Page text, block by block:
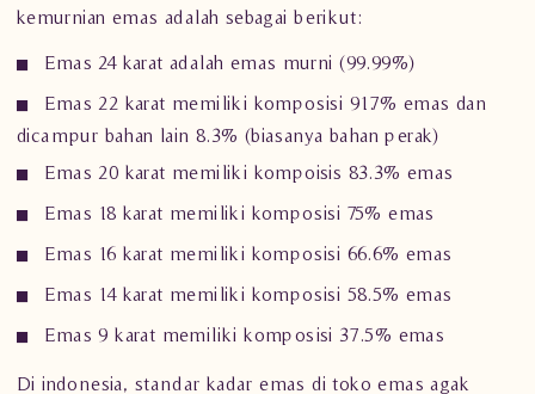
kemurnian emas adalah sebagai berikut:
Emas 24 karat adalah emas murni (99.99%)
Emas 22 karat memiliki komposisi 91.7% emas dan
dicampur bahan lain 8.3% (biasanya bahan perak)
Emas 20 karat memiliki kompoisis 83.3% emas
Emas 18 karat memiliki komposisi 75% emas
Emas 16 karat memiliki komposisi 66.6% emas
Emas 14 karat memiliki komposisi 58.5% emas
Emas 9 karat memiliki komposisi 37.5% emas
Di indonesia, standar kadar emas di toko emas agak